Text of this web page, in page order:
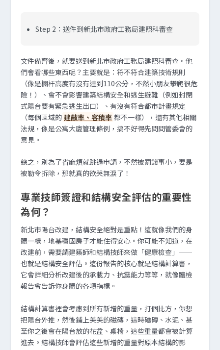
Step 2：送件到新北市政府工務局建照科審查
文件備齊後，就要送到新北市政府工務局建照科審查。他
們會看哪些東西呢？主要就是：符不符合建築技術規則
（像是欄杆高度有沒有達到110公分，不然小朋友攀爬很危
險！）、會不會影響建築結構安全和逃生避難（例如封閉
式陽台要有緊急逃生出口）、有沒有符合都市計畫規定
（每個區域的 建蔽率、容積率 都不一樣），還有其他相關
法規，像是公寓大廈管理條例，搞不好得先問問管委會的
意見。
總之，別為了省麻煩就跳過申請，不然被罰錢事小，要是
被勒令拆除，那就真的欲哭無淚了！
專業技師簽證和結構安全評估的重要性
為何？
新北市陽台改建，結構安全絕對是重點！這就像我們的身
體一樣，地基穩固房子才能住得安心。你可能不知道，在
改建前，需要請建築師和結構技師來做「健康檢查」——
也就是結構安全評估。這份報告的核心就是結構計算書，
它會詳細分析改建後的承載力、抗震能力等等，就像體檢
報告會告訴你身體的各項指標。
結構計算書裡會考慮到所有新增的重量，打個比方，你想
把陽台外推，然後鋪上美美的磁磚，這時磁磚、水泥、甚
至你之後會在陽台放的花盆、桌椅，這些重量都會被計算
進去。結構技師會評估這些新增的重量對原本結構的影